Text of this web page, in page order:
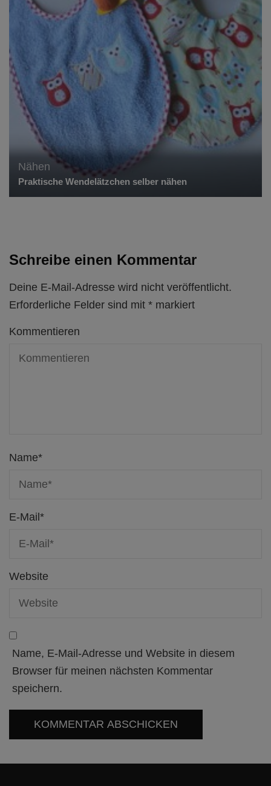
Nähen
Praktische Wendelätzchen selber nähen
Schreibe einen Kommentar
Deine E-Mail-Adresse wird nicht veröffentlicht.
Erforderliche Felder sind mit * markiert
Kommentieren
Name*
E-Mail*
Website
Name, E-Mail-Adresse und Website in diesem
Browser für meinen nächsten Kommentar
speichern.